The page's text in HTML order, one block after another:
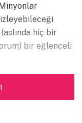
hiç bir
bir eğlenceli